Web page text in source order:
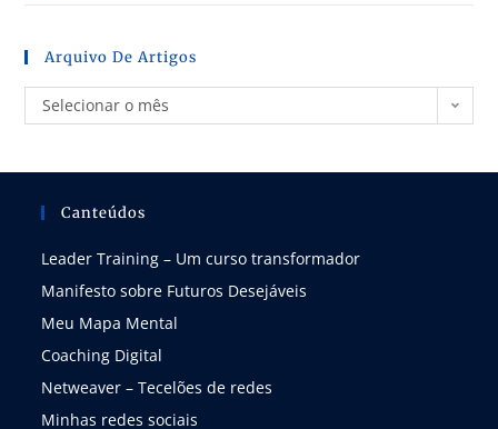
Arquivo De Artigos
Selecionar o mês
Canteúdos
Leader Training – Um curso transformador
Manifesto sobre Futuros Desejáveis
Meu Mapa Mental
Coaching Digital
Netweaver – Tecelões de redes
Minhas redes sociais